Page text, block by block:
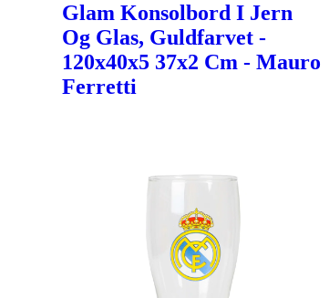
Glam Konsolbord I Jern
Og Glas, Guldfarvet -
120x40x5 37x2 Cm - Mauro
Ferretti